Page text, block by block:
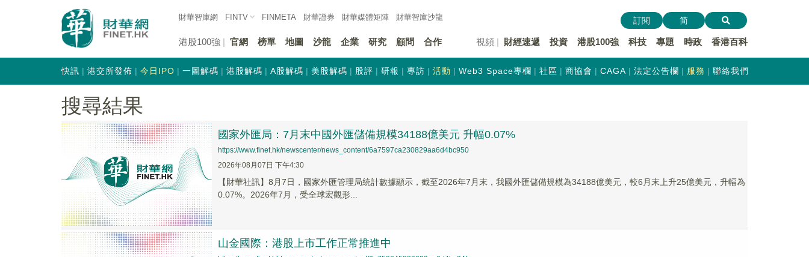
財華智庫網 FINTV FINMETA 財華證券 財華媒體矩陣 財華智庫沙龍
港股100強 官網 榜單 地圖 沙龍 企業 研究 顧問 合作 視頻 財經速遞 投資 港股100強 科技 專題 時政 香港百科
訂閱 简
快訊 港交所發佈 今日IPO 一圖解碼 港股解碼 A股解碼 美股解碼 股評 研報 專訪 活動 Web3 Space專欄 社區 商協會 CAGA 法定公告欄 服務 聯絡我們
搜尋結果
國家外匯局：7月末中國外匯儲備規模34188億美元 升幅0.07%
https://www.finet.hk/newscenter/news_content/6a7597ca230829aa6d4bc950
2026年08月07日 下午4:30
【財華社訊】8月7日，國家外匯管理局統計數據顯示，截至2026年7月末，我國外匯儲備規模為34188億美元，較6月末上升25億美元，升幅為
0.07%。2026年7月，受全球宏觀形...
山金國際：港股上市工作正常推進中